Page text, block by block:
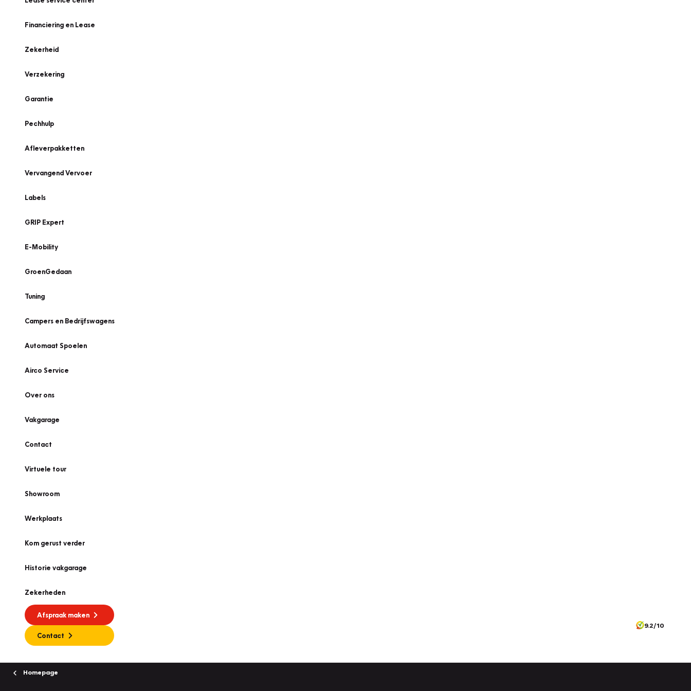
Financiering en Lease
Zekerheid
Verzekering
Garantie
Pechhulp
Afleverpakketten
Vervangend Vervoer
Labels
GRIP Expert
E-Mobility
GroenGedaan
Tuning
Campers en Bedrijfswagens
Automaat Spoelen
Airco Service
Over ons
Vakgarage
Contact
Virtuele tour
Showroom
Werkplaats
Kom gerust verder
Historie vakgarage
Zekerheden
Afspraak maken
Contact
9.2/10
Homepage